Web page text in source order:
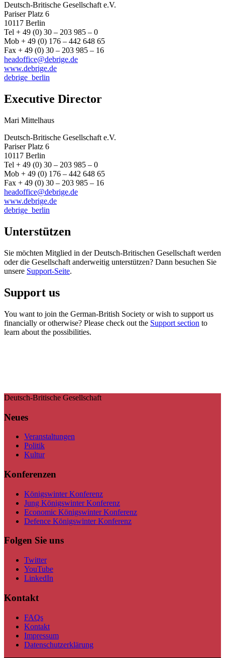
Deutsch-Britische Gesellschaft e.V.
Pariser Platz 6
10117 Berlin
Tel + 49 (0) 30 – 203 985 – 0
Mob + 49 (0) 176 – 442 648 65
Fax + 49 (0) 30 – 203 985 – 16
headoffice@debrige.de
www.debrige.de
debrige_berlin
Executive Director
Mari Mittelhaus
Deutsch-Britische Gesellschaft e.V.
Pariser Platz 6
10117 Berlin
Tel + 49 (0) 30 – 203 985 – 0
Mob + 49 (0) 176 – 442 648 65
Fax + 49 (0) 30 – 203 985 – 16
headoffice@debrige.de
www.debrige.de
debrige_berlin
Unterstützen
Sie möchten Mitglied in der Deutsch-Britischen Gesellschaft werden
oder die Gesellschaft anderweitig unterstützen? Dann besuchen Sie
unsere Support-Seite.
Support us
You want to join the German-British Society or wish to support us
financially or otherwise? Please check out the Support section to
learn about the possibilities.
Deutsch-Britische Gesellschaft
Neues
Veranstaltungen
Politik
Kultur
Konferenzen
Königswinter Konferenz
Jung Königswinter Konferenz
Economic Königswinter Konferenz
Defence Königswinter Konferenz
Folgen Sie uns
Twitter
YouTube
LinkedIn
Kontakt
FAQs
Kontakt
Impressum
Datenschutzerklärung